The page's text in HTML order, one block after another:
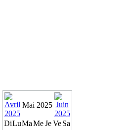
Mai 2025
DiLuMaMe Je Ve Sa